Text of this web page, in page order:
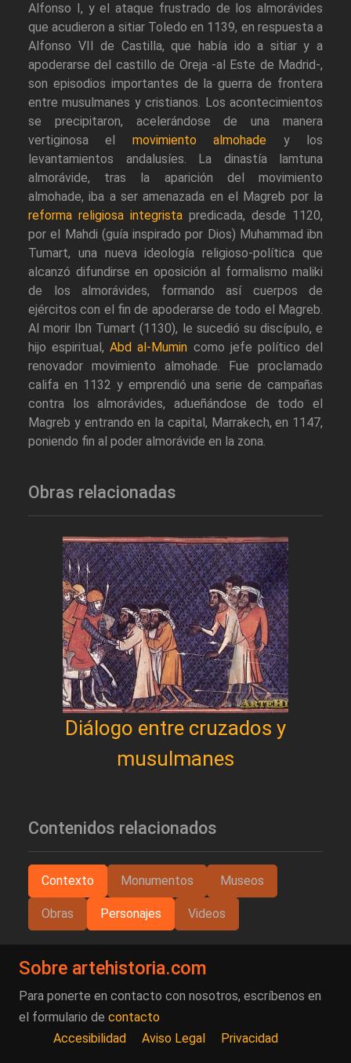
Alfonso I, y el ataque frustrado de los almorávides
que acudieron a sitiar Toledo en 1139, en respuesta a
Alfonso VII de Castilla, que había ido a sitiar y a
apoderarse del castillo de Oreja -al Este de Madrid-,
son episodios importantes de la guerra de frontera
entre musulmanes y cristianos. Los acontecimientos
se precipitaron, acelerándose de una manera
vertiginosa el movimiento almohade y los
levantamientos andalusíes. La dinastía lamtuna
almorávide, tras la aparición del movimiento
almohade, iba a ser amenazada en el Magreb por la
reforma religiosa integrista predicada, desde 1120,
por el Mahdi (guía inspirado por Dios) Muhammad ibn
Tumart, una nueva ideología religioso-política que
alcanzó difundirse en oposición al formalismo maliki
de los almorávides, formando así cuerpos de
ejércitos con el fin de apoderarse de todo el Magreb.
Al morir Ibn Tumart (1130), le sucedió su discípulo, e
hijo espiritual,Abd al-Mumin como jefe político del
renovador movimiento almohade. Fue proclamado
califa en 1132 y emprendió una serie de campañas
contra los almorávides, adueñándose de todo el
Magreb y entrando en la capital, Marrakech, en 1147,
poniendo fin al poder almorávide en la zona.
Obras relacionadas
Diálogo entre cruzados y
musulmanes
Contenidos relacionados
Contexto Monumentos Museos
Obras Personajes Videos
Sobre artehistoria.com
Para ponerte en contacto con nosotros, escríbenos en
el formulario de contacto
Accesibilidad
Aviso Legal Privacidad